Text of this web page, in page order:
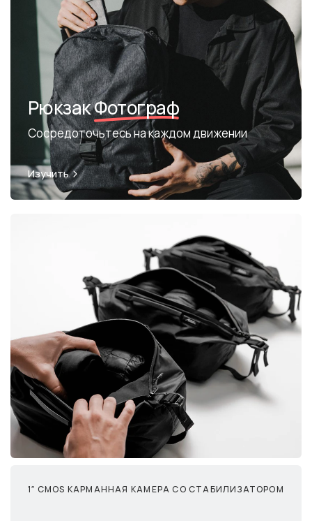
РюкзакФотограф
Сосредоточьтесь на каждом движении
Изучить
1″ CMOS КАРМАННАЯ КАМЕРА СО СТАБИЛИЗАТОРОМ